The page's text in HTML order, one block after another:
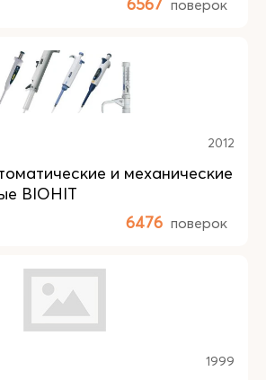
6567 поверок
2012
и механические
BIOHIT
6476 поверок
1999